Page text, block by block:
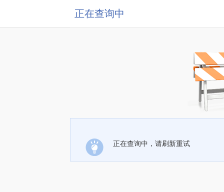
正在查询中
正在查询中，请刷新重试